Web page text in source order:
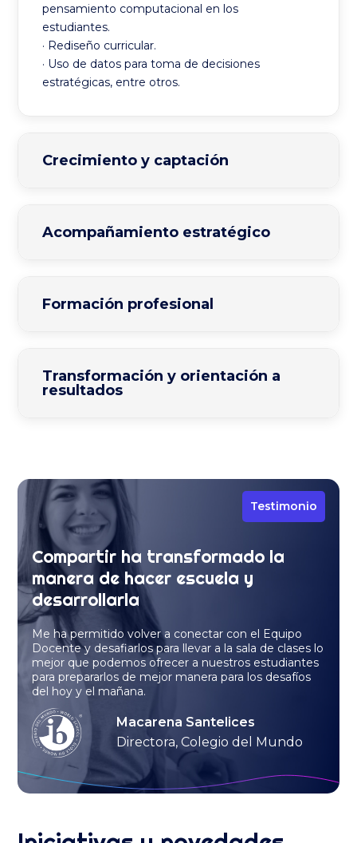
pensamiento computacional en los
estudiantes.
· Rediseño curricular.
· Uso de datos para toma de decisiones
estratégicas, entre otros.
Crecimiento y captación
Acompañamiento estratégico
Formación profesional
Transformación y orientación a
resultados
Testimonio
Compartir ha transformado la
manera de hacer escuela y
desarrollarla
Me ha permitido volver a conectar con el Equipo
Docente y desafiarlos para llevar a la sala de clases lo
mejor que podemos ofrecer a nuestros estudiantes
para prepararlos de mejor manera para los desafíos
del hoy y el mañana.
Macarena Santelices
Directora, Colegio del Mundo